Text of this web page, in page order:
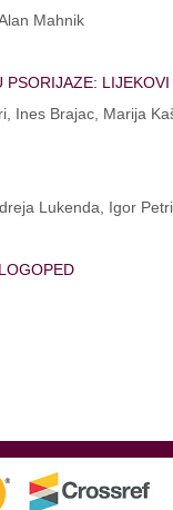
Mahnik
PSORIJAZE:
Ines Brajac, Marija
Lukenda, Igor